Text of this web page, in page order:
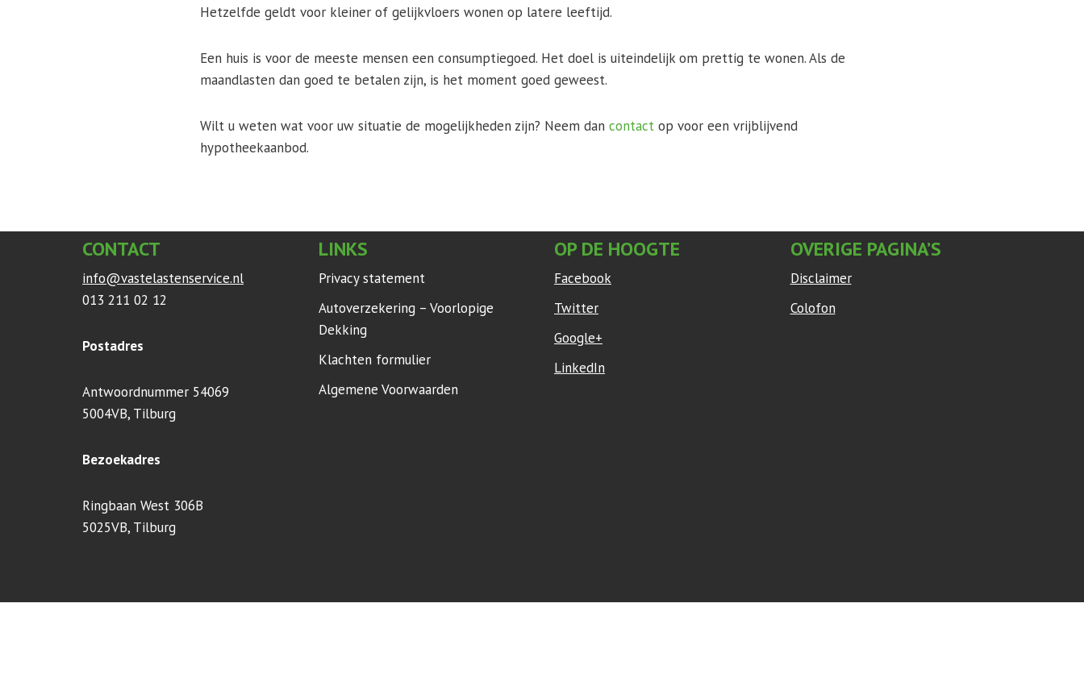
Hetzelfde geldt voor kleiner of gelijkvloers wonen op latere leeftijd.
Een huis is voor de meeste mensen een consumptiegoed. Het doel is uiteindelijk om prettig te wonen. Als de
maandlasten dan goed te betalen zijn, is het moment goed geweest.
Wilt u weten wat voor uw situatie de mogelijkheden zijn? Neem dancontact op voor een vrijblijvend
hypotheekaanbod.
CONTACT
info@vastelastenservice.nl
013 211 02 12
Postadres
Antwoordnummer 54069
5004VB, Tilburg
Bezoekadres
Ringbaan West 306B
5025VB, Tilburg
LINKS
Privacy statement
Autoverzekering – Voorlopige
Dekking
Klachten formulier
Algemene Voorwaarden
OP DE HOOGTE
Facebook
Twitter
Google+
LinkedIn
OVERIGE PAGINA’S
Disclaimer
Colofon